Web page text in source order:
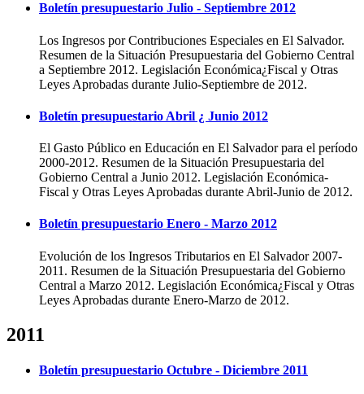
Boletín presupuestario Julio - Septiembre 2012
Los Ingresos por Contribuciones Especiales en El Salvador.
Resumen de la Situación Presupuestaria del Gobierno Central
a Septiembre 2012. Legislación Económica¿Fiscal y Otras
Leyes Aprobadas durante Julio-Septiembre de 2012.
Boletín presupuestario Abril ¿ Junio 2012
El Gasto Público en Educación en El Salvador para el período
2000-2012. Resumen de la Situación Presupuestaria del
Gobierno Central a Junio 2012. Legislación Económica-
Fiscal y Otras Leyes Aprobadas durante Abril-Junio de 2012.
Boletín presupuestario Enero - Marzo 2012
Evolución de los Ingresos Tributarios en El Salvador 2007-
2011. Resumen de la Situación Presupuestaria del Gobierno
Central a Marzo 2012. Legislación Económica¿Fiscal y Otras
Leyes Aprobadas durante Enero-Marzo de 2012.
2011
Boletín presupuestario Octubre - Diciembre 2011